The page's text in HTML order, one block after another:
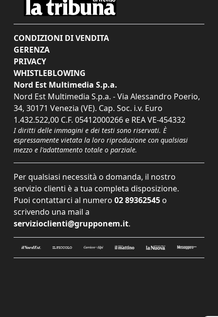
CONDIZIONI DI VENDITA
GERENZA
PRIVACY
WHISTLEBLOWING
Nord Est Multimedia S.p.a.
Nord Est Multimedia S.p.a. - Via Alessandro Poerio,
34, 30171 Venezia (VE). Cap. Soc. i.v. Euro
1.432.522,00 C.F. 05412000266 e REA VE-454332
I diritti delle immagini e dei testi sono riservati. È
espressamente vietata la loro riproduzione con qualsiasi
mezzo e l'adattamento totale o parziale.
Per qualsiasi necessità o domanda, il nostro
servizio clienti è a tua completa disposizione.
Puoi contattarci al numero 02 89362545 o
scrivendo una mail a
servizioclienti@grupponem.it.